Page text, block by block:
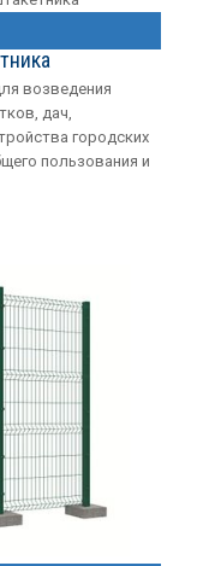
возведения
дач,
городских
пользования и